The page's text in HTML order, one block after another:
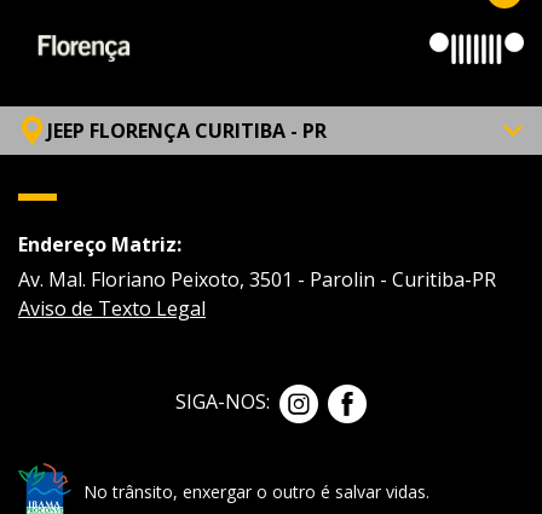
JEEP FLORENÇA CURITIBA - PR
Endereço Matriz:
Av. Mal. Floriano Peixoto, 3501 - Parolin - Curitiba-PR
Aviso de Texto Legal
SIGA-NOS:
No trânsito, enxergar o outro é salvar vidas.